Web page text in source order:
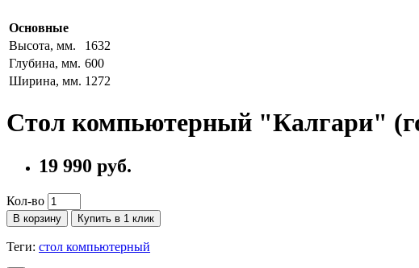
Основные
Высота, мм.
1632
Глубина, мм. 600
Ширина, мм. 1272
Стол компьютерный "Калгари"
19 990 руб.
Кол-во
В корзину Купить в 1 клик
Теги: стол компьютерный